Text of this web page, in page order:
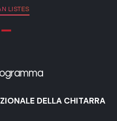
LISTES
DELLA CHITARRA